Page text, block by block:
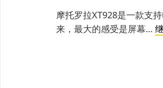
摩托罗拉XT928是一款支
来，最大的感受是屏幕…